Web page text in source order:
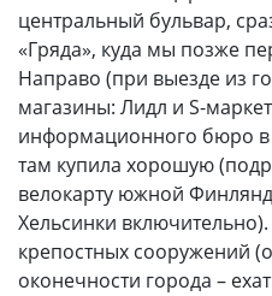
центральный бульвар,
«Гряда», куда мы позже
Направо (при выезде из
магазины: Лидл и S-
информационного бюро в
там купила хорошую
велокарту южной
Хельсинки
крепостных сооружений
оконечности города –